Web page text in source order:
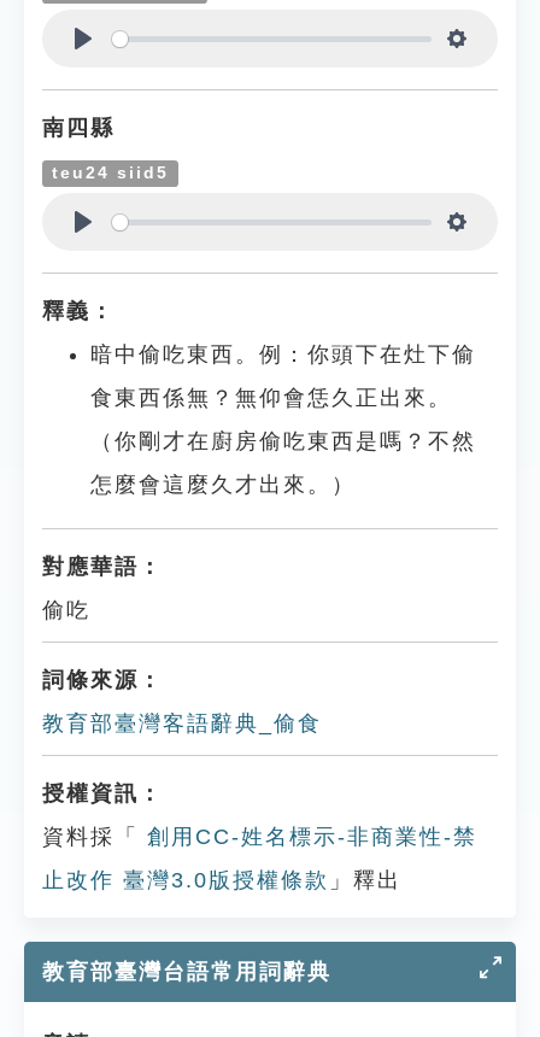
南四縣
teu24 siid5
釋義：
暗中偷吃東西。例：你頭下在灶下偷
食東西係無？無仰會恁久正出來。
（你剛才在廚房偷吃東西是嗎？不然
怎麼會這麼久才出來。）
對應華語：
偷吃
詞條來源：
教育部臺灣客語辭典_偷食
授權資訊：
資料採「
創用CC-姓名標示-非商業性-禁
止改作 臺灣3.0版授權條款 」釋出
教育部臺灣台語常用詞辭典